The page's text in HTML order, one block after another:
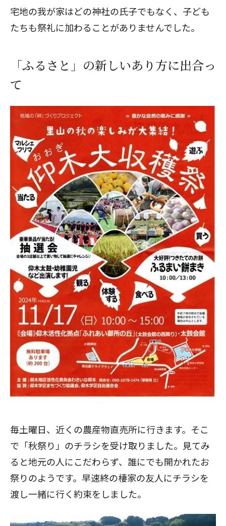
宅地の我が家はどの神社の氏子でもなく、子ども
たちも祭礼に加わることがありませんでした。
「ふるさと」の新しいあり方に出合っ
て
毎土曜日、近くの農産物直売所に行きます。そこ
で「秋祭り」のチラシを受け取りました。見てみ
ると地元の人にこだわらず、誰にでも開かれたお
祭りのようです。早速終の棲家の友人にチラシを
渡し一緒に行く約束をしました。